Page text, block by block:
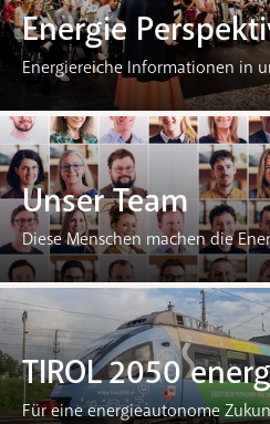
Energie
Energiereiche Informationen in
Unser Team
Diese Menschen machen die
TIROL 2050
Für eine energieautonome